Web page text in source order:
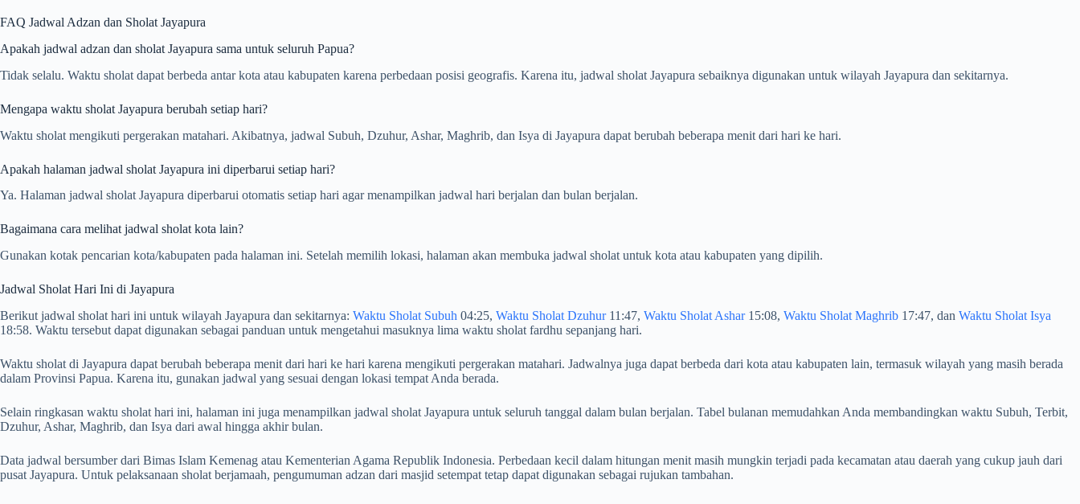
FAQ Jadwal Adzan dan Sholat Jayapura
Apakah jadwal adzan dan sholat Jayapura sama untuk seluruh Papua?
Tidak selalu. Waktu sholat dapat berbeda antar kota atau kabupaten karena perbedaan posisi geografis. Karena itu, jadwal sholat Jayapura sebaiknya digunakan untuk wilayah Jayapura dan sekitarnya.
Mengapa waktu sholat Jayapura berubah setiap hari?
Waktu sholat mengikuti pergerakan matahari. Akibatnya, jadwal Subuh, Dzuhur, Ashar, Maghrib, dan Isya di Jayapura dapat berubah beberapa menit dari hari ke hari.
Apakah halaman jadwal sholat Jayapura ini diperbarui setiap hari?
Ya. Halaman jadwal sholat Jayapura diperbarui otomatis setiap hari agar menampilkan jadwal hari berjalan dan bulan berjalan.
Bagaimana cara melihat jadwal sholat kota lain?
Gunakan kotak pencarian kota/kabupaten pada halaman ini. Setelah memilih lokasi, halaman akan membuka jadwal sholat untuk kota atau kabupaten yang dipilih.
Jadwal Sholat Hari Ini di Jayapura
Berikut jadwal sholat hari ini untuk wilayah Jayapura dan sekitarnya: Waktu Sholat Subuh 04:25, Waktu Sholat Dzuhur11:47, Waktu Sholat Ashar15:08, Waktu Sholat Maghrib 17:47, dan Waktu Sholat Isya
18:58. Waktu tersebut dapat digunakan sebagai panduan untuk mengetahui masuknya lima waktu sholat fardhu sepanjang hari.
Waktu sholat di Jayapura dapat berubah beberapa menit dari hari ke hari karena mengikuti pergerakan matahari. Jadwalnya juga dapat berbeda dari kota atau kabupaten lain, termasuk wilayah yang masih berada
dalam Provinsi Papua. Karena itu, gunakan jadwal yang sesuai dengan lokasi tempat Anda berada.
Selain ringkasan waktu sholat hari ini, halaman ini juga menampilkan jadwal sholat Jayapura untuk seluruh tanggal dalam bulan berjalan. Tabel bulanan memudahkan Anda membandingkan waktu Subuh, Terbit,
Dzuhur, Ashar, Maghrib, dan Isya dari awal hingga akhir bulan.
Data jadwal bersumber dari Bimas Islam Kemenag atau Kementerian Agama Republik Indonesia. Perbedaan kecil dalam hitungan menit masih mungkin terjadi pada kecamatan atau daerah yang cukup jauh dari
pusat Jayapura. Untuk pelaksanaan sholat berjamaah, pengumuman adzan dari masjid setempat tetap dapat digunakan sebagai rujukan tambahan.